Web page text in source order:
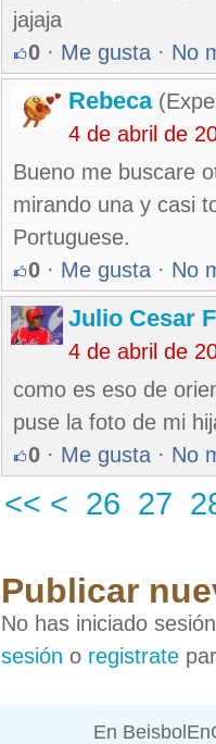
jajaja
0 · Me gusta · No
Rebeca
4 de abril de
Bueno me buscare
mirando una y casi
Portuguese.
0 · Me gusta · No
Julio Cesar
4 de abril de
como es eso de
puse la foto de mi
0 · Me gusta · No
<< < 26 27
Publicar
No has iniciado
sesión o registrate
En